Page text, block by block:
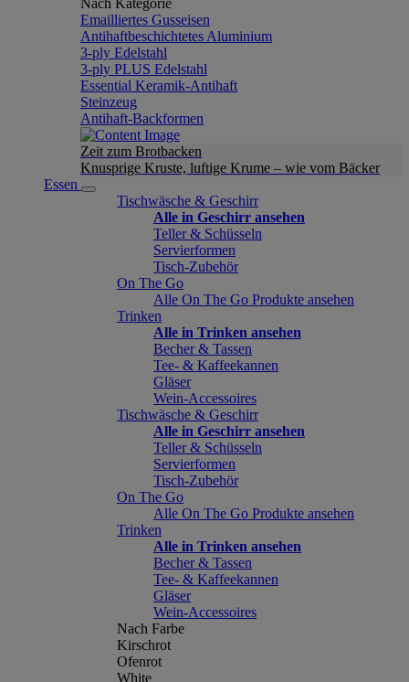
Nach Kategorie
Emailliertes Gusseisen
Antihaftbeschichtetes Aluminium
3-ply Edelstahl
3-ply PLUS Edelstahl
Essential Keramik-Antihaft
Steinzeug
Antihaft-Backformen
Zeit zum Brotbacken
Knusprige Kruste, luftige Krume – wie vom Bäcker
Essen
Tischwäsche & Geschirr
Alle in Geschirr ansehen
Teller & Schüsseln
Servierformen
Tisch-Zubehör
On The Go
Alle On The Go Produkte ansehen
Trinken
Alle in Trinken ansehen
Becher & Tassen
Tee- & Kaffeekannen
Gläser
Wein-Accessoires
Tischwäsche & Geschirr
Alle in Geschirr ansehen
Teller & Schüsseln
Servierformen
Tisch-Zubehör
On The Go
Alle On The Go Produkte ansehen
Trinken
Alle in Trinken ansehen
Becher & Tassen
Tee- & Kaffeekannen
Gläser
Wein-Accessoires
Nach Farbe
Kirschrot
Ofenrot
White